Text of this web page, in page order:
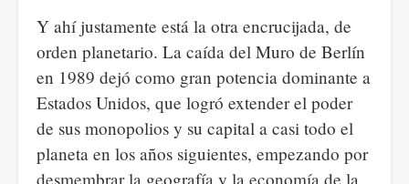
Y ahí justamente está la otra encrucijada, de
orden planetario. La caída del Muro de Berlín
en 1989 dejó como gran potencia dominante a
Estados Unidos, que logró extender el poder
de sus monopolios y su capital a casi todo el
planeta en los años siguientes, empezando por
desmembrar la geografía y la economía de la